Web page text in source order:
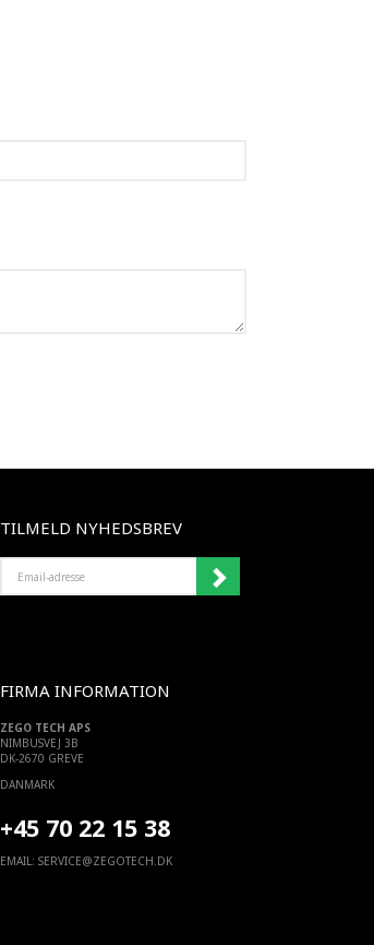
TILMELD NYHEDSBREV
ADRESSE
FIRMA INFORMATION
ZEGO TECH APS
NIMBUSVEJ 3B
DK-2670 GREVE
DANMARK
+45 70 22 15 38
EMAIL: SERVICE@ZEGOTECH.DK